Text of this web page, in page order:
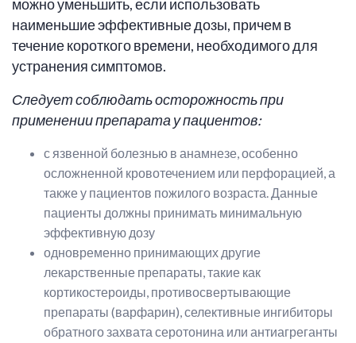
можно уменьшить, если использовать
наименьшие эффективные дозы, причем в
течение короткого времени, необходимого для
устранения симптомов.
Следует соблюдать осторожность при
применении препарата у пациентов:
с язвенной болезнью в анамнезе, особенно
осложненной кровотечением или перфорацией, а
также у пациентов пожилого возраста. Данные
пациенты должны принимать минимальную
эффективную дозу
одновременно принимающих другие
лекарственные препараты, такие как
кортикостероиды, противосвертывающие
препараты (варфарин), селективные ингибиторы
обратного захвата серотонина или антиагреганты